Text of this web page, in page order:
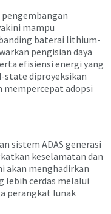
mampu
baterai lithium-
pengisian daya
efisiensi energi yang
state diproyeksikan
mempercepat adopsi
sistem ADAS generasi
keselamatan dan
akan menghadirkan
lebih cerdas melalui
perangkat lunak